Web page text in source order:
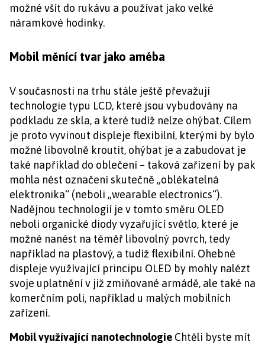
možné všít do rukávu a používat jako velké
náramkové hodinky.
Mobil měnící tvar jako améba
V současnosti na trhu stále ještě převažují
technologie typu LCD, které jsou vybudovány na
podkladu ze skla, a které tudíž nelze ohýbat. Cílem
je proto vyvinout displeje flexibilní, kterými by bylo
možné libovolně kroutit, ohýbat je a zabudovat je
také například do oblečení – taková zařízení by pak
mohla nést označení skutečně „oblékatelná
elektronika“ (neboli „wearable electronics“).
Nadějnou technologií je v tomto směru OLED
neboli organické diody vyzařující světlo, které je
možné nanést na téměř libovolný povrch, tedy
například na plastový, a tudíž flexibilní. Ohebné
displeje využívající principu OLED by mohly nalézt
svoje uplatnění v již zmiňované armádě, ale také na
komerčním poli, například u malých mobilních
zařízení.
Mobil využívající nanotechnologie Chtěli byste mít